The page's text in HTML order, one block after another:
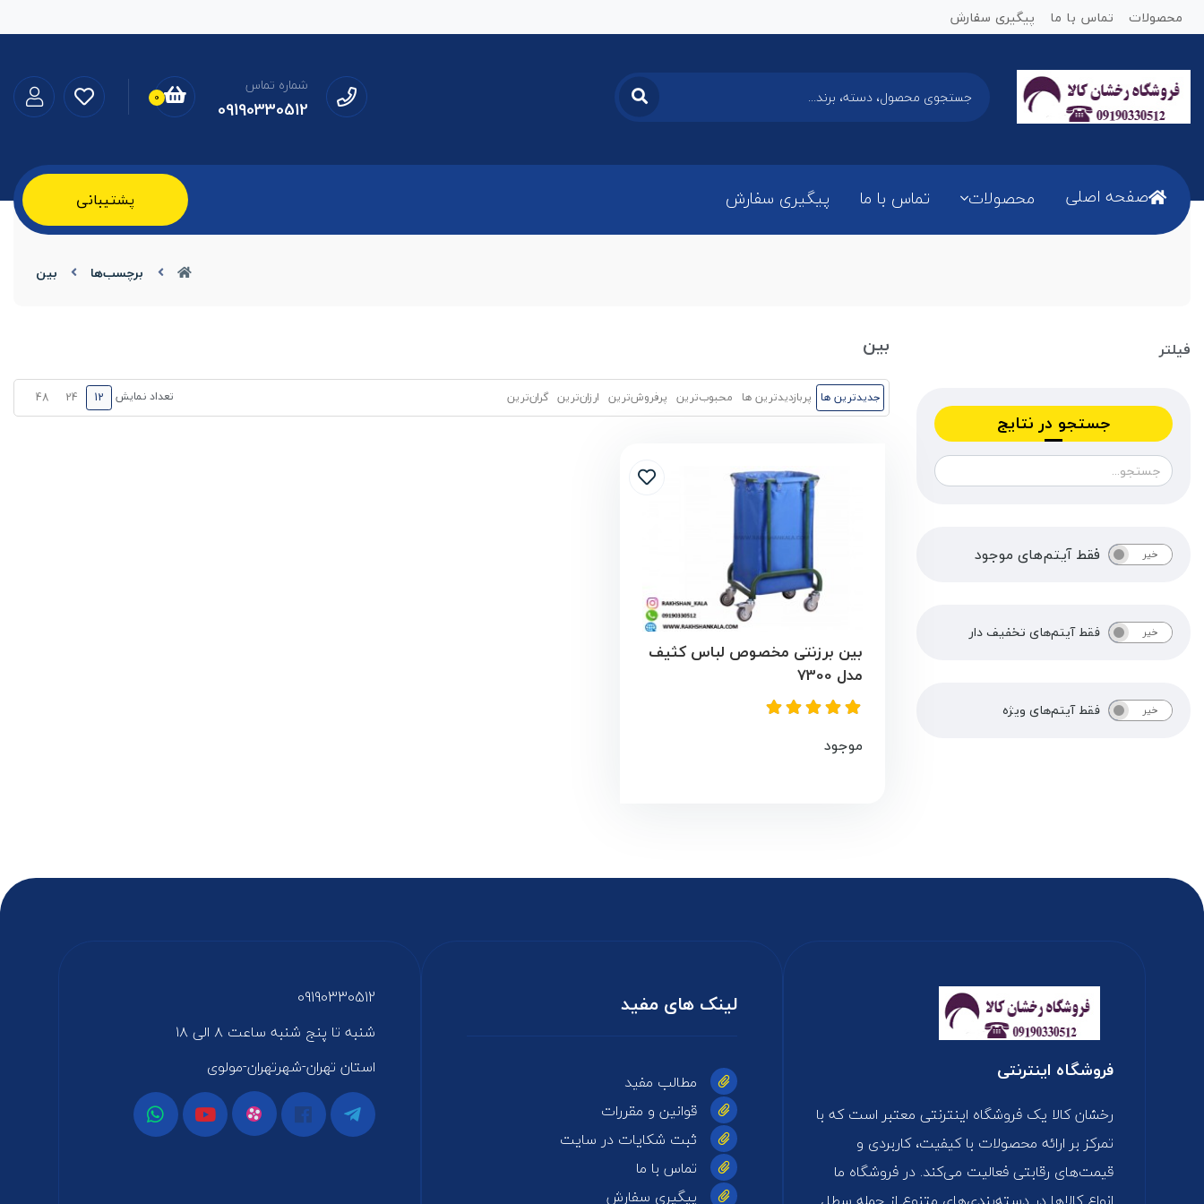
محصولات تماس با ما پیگیری سفارش
شماره تماس
09190330512
0
صفحه اصلی محصولات تماس با ما پیگیری سفارش پشتیبانی
برچسب‌ها بین
فیلتر
جستجو در نتایج
بله خیر فقط آیتم‌های موجود
بله خیر فقط آیتم‌های تخفیف دار
بله خیر فقط آیتم‌های ویژه
بین
جدیدترین ها پربازدیدترین ها محبوب‌‌ترین پرفروش‌ترین ارزان‌ترین گران‌ترین تعداد نمایش 12
24
48
بین برزنتی مخصوص لباس کثیف
مدل 7300
موجود
فروشگاه اینترنتی
رخشان کالا یک فروشگاه اینترنتی معتبر است که با
تمرکز بر ارائه محصولات با کیفیت، کاربردی و
قیمت‌های رقابتی فعالیت می‌کند. در فروشگاه ما
لینک های مفید
مطالب مفید
قوانین و مقررات
ثبت شکایات در سایت
تماس با ما
پیگیری سفارش
09190330512
شنبه تا پنج شنبه ساعت ۸ الی ۱۸
استان تهران-شهرتهران-مولوی